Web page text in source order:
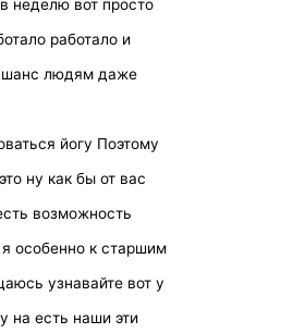
неделю вот просто
работало и
шанс людям даже
йогу Поэтому
ну как бы от вас
возможность
я особенно к старшим
узнавайте вот у
на есть наши эти